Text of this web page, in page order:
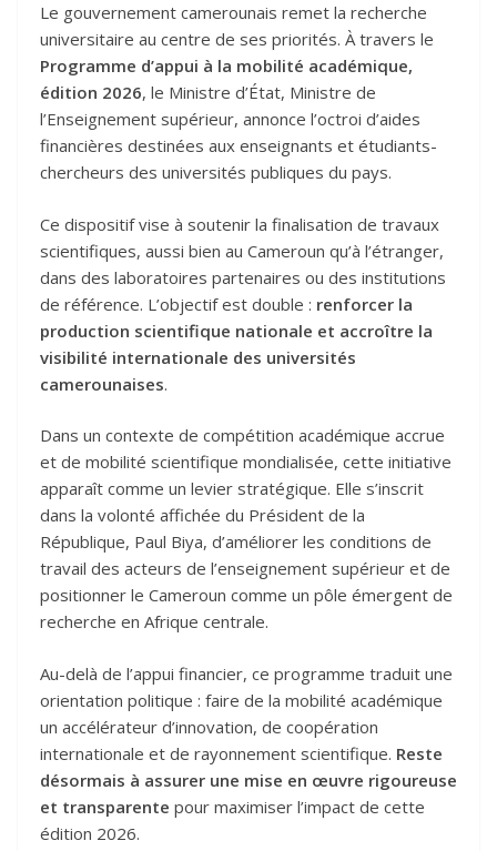
Le gouvernement camerounais remet la recherche
universitaire au centre de ses priorités. À travers le
Programme d’appui à la mobilité académique,
édition 2026, le Ministre d’État, Ministre de
l’Enseignement supérieur, annonce l’octroi d’aides
financières destinées aux enseignants et étudiants-
chercheurs des universités publiques du pays.
Ce dispositif vise à soutenir la finalisation de travaux
scientifiques, aussi bien au Cameroun qu’à l’étranger,
dans des laboratoires partenaires ou des institutions
de référence. L’objectif est double : renforcer la
production scientifique nationale et accroître la
visibilité internationale des universités
camerounaises.
Dans un contexte de compétition académique accrue
et de mobilité scientifique mondialisée, cette initiative
apparaît comme un levier stratégique. Elle s’inscrit
dans la volonté affichée du Président de la
République, Paul Biya, d’améliorer les conditions de
travail des acteurs de l’enseignement supérieur et de
positionner le Cameroun comme un pôle émergent de
recherche en Afrique centrale.
Au-delà de l’appui financier, ce programme traduit une
orientation politique : faire de la mobilité académique
un accélérateur d’innovation, de coopération
internationale et de rayonnement scientifique. Reste
désormais à assurer une mise en œuvre rigoureuse
et transparente pour maximiser l’impact de cette
édition 2026.